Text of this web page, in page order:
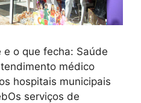
o que fecha: Saúde
médico
hospitais municipais
serviços de